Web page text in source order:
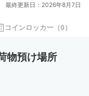
最終更新日：2026年8月7日
コインロッカー （0）
物預け場所